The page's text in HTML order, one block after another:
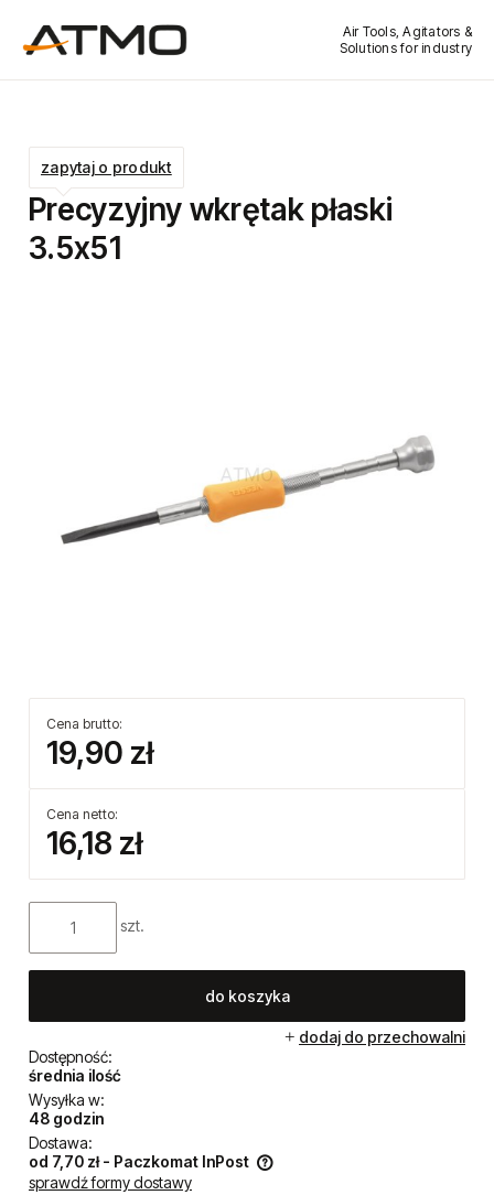
Air Tools, Agitators &
Solutions for industry
Precyzyjny wkrętak płaski
3.5x51
Cena brutto:
19,90 zł
Cena netto:
16,18 zł
szt.
do koszyka
dodaj do przechowalni
Dostępność:
średnia ilość
Wysyłka w:
48 godzin
Dostawa:
od 7,70 zł - Paczkomat InPost
Cena nie zawiera ewentualnych kosztów płatności
sprawdź formy dostawy
zapytaj o produkt